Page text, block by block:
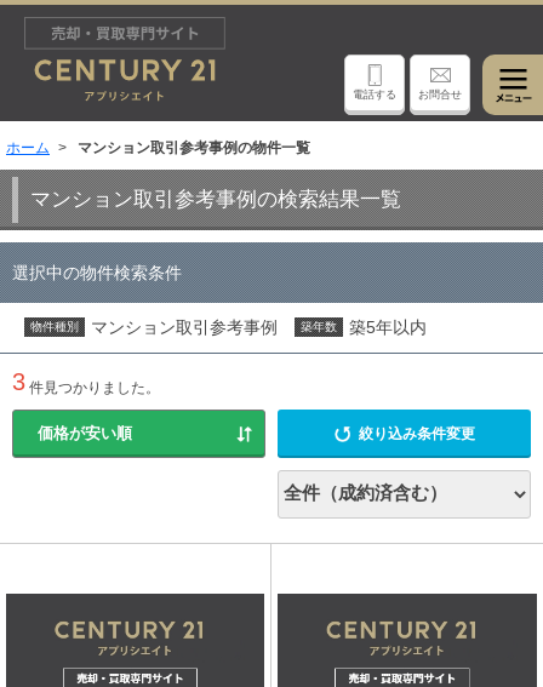
電話する お問合せ
ホーム マンション取引参考事例の物件一覧
マンション取引参考事例の検索結果一覧
選択中の物件検索条件
物件種別 マンション取引参考事例 築年数 築5年以内
3 件見つかりました。
絞り込み条件変更